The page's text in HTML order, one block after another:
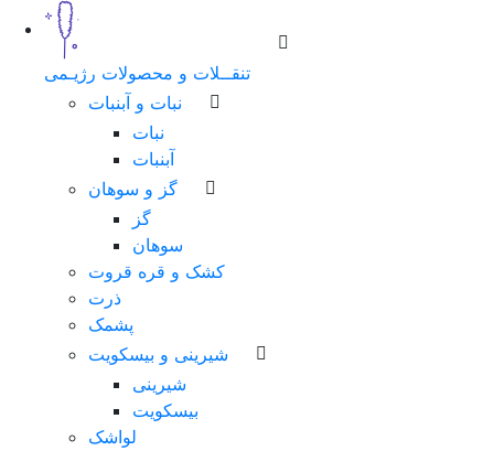
تنقــلات و محصولات رژیـمی
نبات و آبنبات
نبات
آبنبات
گز و سوهان
گز
سوهان
کشک و قره قروت
ذرت
پشمک
شیرینی و بیسکویت
شیرینی
بیسکویت
لواشک